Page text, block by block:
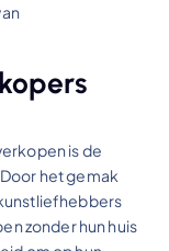
is de
het gemak
zonder hun huis